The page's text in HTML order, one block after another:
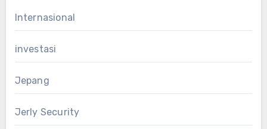
Internasional
investasi
Jepang
Jerly Security